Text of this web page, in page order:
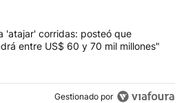
el título "Milei, listo para 'atajar'
'atajar' corridas: posteó que
entre US$ 60 y 70 mil millones"
Gestionado por